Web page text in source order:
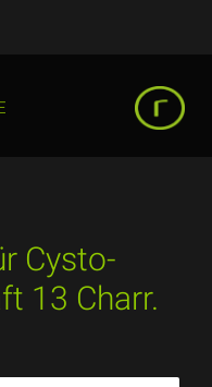
Cysto-
13 Charr.